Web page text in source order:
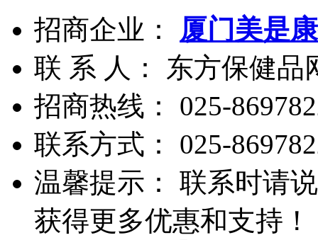
招商企业： 厦门美是
联 系 人： 东方保健品
招商热线： 025-
联系方式： 025-
温馨提示： 联系时请
获得更多优惠和支持！